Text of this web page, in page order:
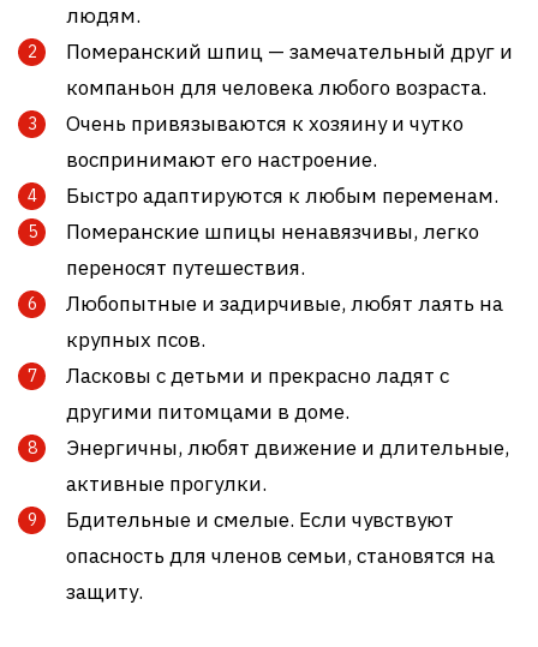
людям.
Померанский шпиц — замечательный друг и
компаньон для человека любого возраста.
Очень привязываются к хозяину и чутко
воспринимают его настроение.
Быстро адаптируются к любым переменам.
Померанские шпицы ненавязчивы, легко
переносят путешествия.
Любопытные и задирчивые, любят лаять на
крупных псов.
Ласковы с детьми и прекрасно ладят с
другими питомцами в доме.
Энергичны, любят движение и длительные,
активные прогулки.
Бдительные и смелые. Если чувствуют
опасность для членов семьи, становятся на
защиту.